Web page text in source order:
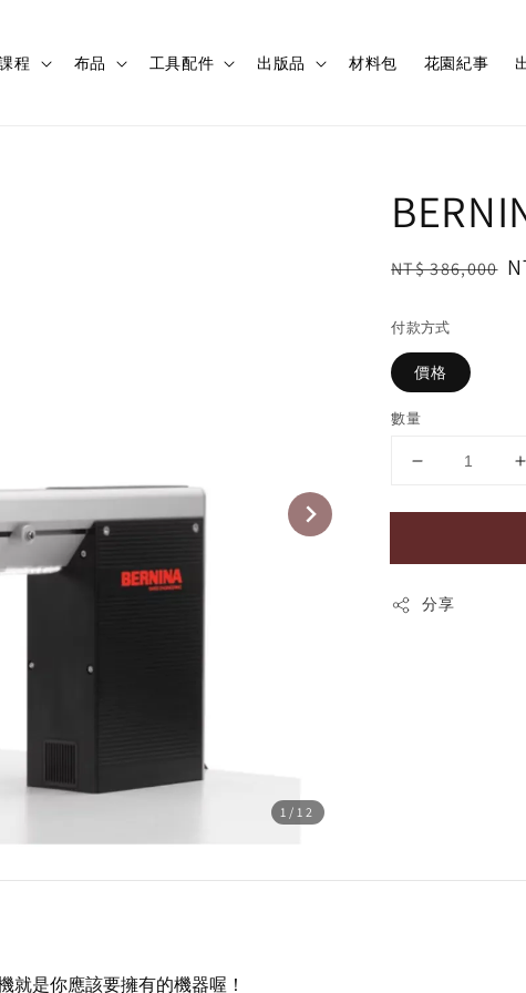
程 布品 工具配件 出版品 材料包 花園紀事
1 /12
Regular
NT$ 386,000
付款方式
價格
數量
分享
就是你應該要擁有的機器喔！